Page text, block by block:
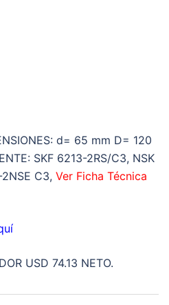
d= 65 mm D= 120
SKF 6213-2RS/C3, NSK
C3, Ver Ficha Técnica
USD 74.13 NETO.